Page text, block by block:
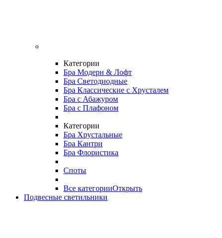
Категории
Бра Модерн & Лофт
Бра Светодиодные
Бра Классические с Хрусталем
Бра с Абажуром
Бра с Плафоном
Категории
Бра Хрустальные
Бра Кантри
Бра Флористика
Споты
Все категорииОткрыть
Подвесные светильники